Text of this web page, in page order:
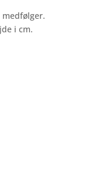
i cm.